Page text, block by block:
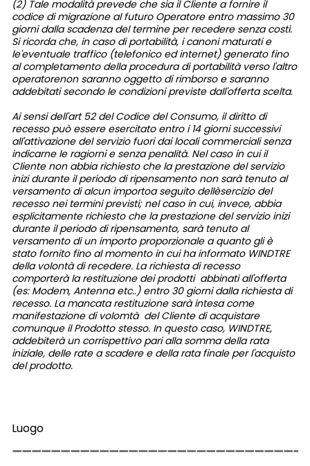
(2) Tale modalità prevede che sia il Cliente a fornire il
codice di migrazione al futuro Operatore entro massimo 30
giorni dalla scadenza del termine per recedere senza costi.
Si ricorda che, in caso di portabilità, i canoni maturati e
le'eventuale traffico (telefonico ed internet) generato fino
al completamento della procedura di portabilità verso l'altro
operatorenon saranno oggetto di rimborso e saranno
addebitati secondo le condizioni previste dall'offerta scelta.
Ai sensi dell'art 52 del Codice del Consumo, il diritto di
recesso può essere esercitato entro i 14 giorni successivi
all'attivazione del servizio fuori dai locali commerciali senza
indicarne le ragiorni e senza penalità. Nel caso in cui il
Cliente non abbia richiesto che la prestazione del servizio
inizi durante il periodo di ripensamento non sarà tenuto al
versamento di alcun importoa seguito dellèsercizio del
recesso nei termini previsti; nel caso in cui, invece, abbia
esplicitamente richiesto che la prestazione del servizio inizi
durante il periodo di ripensamento, sarà tenuto al
versamento di un importo proporzionale a quanto gli è
stato fornito fino al momento in cui ha informato WINDTRE
della volontà di recedere. La richiesta di recesso
comporterà la restituzione dei prodotti abbinati all'offerta
(es: Modem, Antenna etc..) entro 30 giorni dalla richiesta di
recesso. La mancata restituzione sarà intesa come
manifestazione di volomtà del Cliente di acquistare
comunque il Prodotto stesso. In questo caso, WINDTRE,
addebiterà un corrispettivo pari alla somma della rata
iniziale, delle rate a scadere e della rata finale per l'acquisto
del prodotto.
Luogo